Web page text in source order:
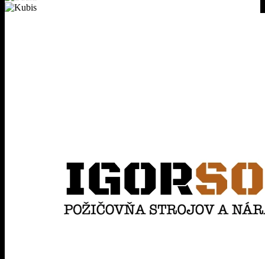
Sebo
Bauki